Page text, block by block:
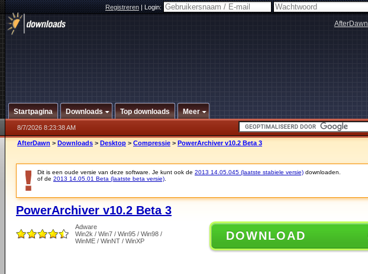
Registreren|Login:
AfterDawn
Startpagina Downloads Top downloads Meer
8/7/2026 8:23:38 AM
AfterDawn > Downloads > Desktop > Compressie > PowerArchiver v10.2 Beta 3
Dit is een oude versie van deze software. Je kunt ook de 2013 14.05.045 (laatste stabiele versie) downloaden.
of de 2013 14.05.01 Beta (laatste beta versie)
PowerArchiver v10.2 Beta 3
Adware
Win2k / Win7 / Win95 / Win98 /
WinME / WinNT / WinXP
DOWNLOAD